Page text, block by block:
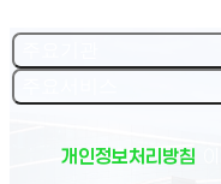
개인정보처리방침